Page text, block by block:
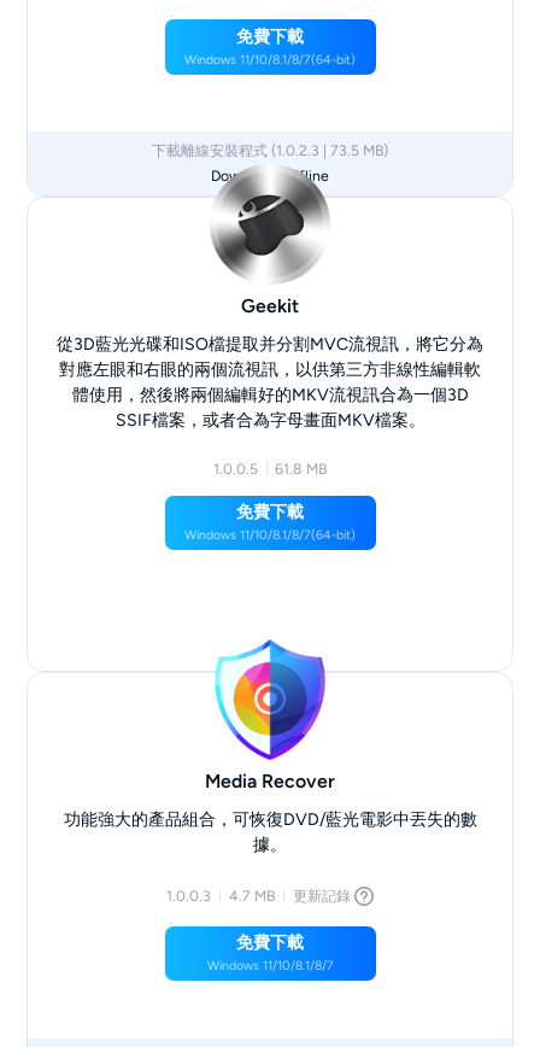
免費下載
Windows 11/10/8.1/8/7(64-bit)
下載離線安裝程式 (1.0.2.3 | 73.5 MB)
Download Offline
Geekit
從3D藍光光碟和ISO檔提取并分割MVC流視訊，將它分為
對應左眼和右眼的兩個流視訊，以供第三方非線性編輯軟
體使用，然後將兩個編輯好的MKV流視訊合為一個3D
SSIF檔案，或者合為字母畫面MKV檔案。
1.0.0.5 61.8 MB
免費下載
Windows 11/10/8.1/8/7(64-bit)
Media Recover
功能強大的產品組合，可恢復DVD/藍光電影中丟失的數
據。
1.0.0.3 4.7 MB 更新記錄
免費下載
Windows 11/10/8.1/8/7